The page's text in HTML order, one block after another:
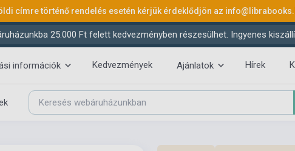
címre történő rendelés esetén kérjük érdeklődjön az
25.000 Ft felett kedvezményben részesülhet. Ingyenes
információk Kedvezmények Ajánlatok Hírek